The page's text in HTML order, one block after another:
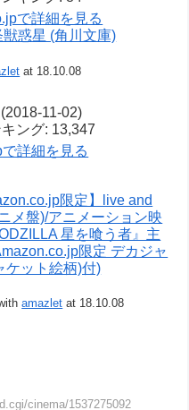
で詳細を見る
惑星 (角川文庫)
at 18.10.08
11-02)
ング: 13,347
詳細を見る
限定】live and
メ盤)/アニメーション映
星を喰う者』主
限定 デカジャ
ケット絵柄)付)
amazlet at 18.10.08
cinema/1537275092